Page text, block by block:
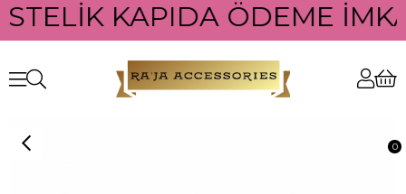
KAPIDA ÖDEME
0